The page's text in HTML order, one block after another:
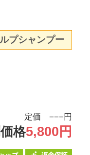
プシャンプー
定価 −−−円
格5,800円